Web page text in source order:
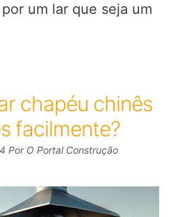
um lar que seja um
chapéu chinês
facilmente?
Por O Portal Construção